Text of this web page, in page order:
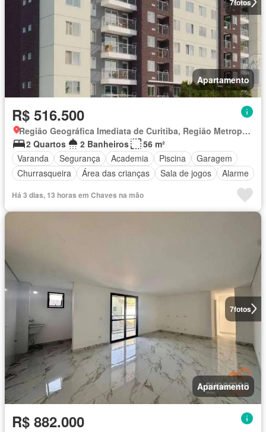
Apartamento
R$ 516.500
Região Geográfica Imediata de Curitiba, Região Metropolitana de Curitiba
2 Quartos
2 Banheiros
56 m²
Varanda
Segurança Academia Piscina
Garagem
Churrasqueira
Área das crianças Sala de jogos Alarme
Há 3 dias, 13 horas em Chaves na mão
7fotos
Apartamento
R$ 882.000